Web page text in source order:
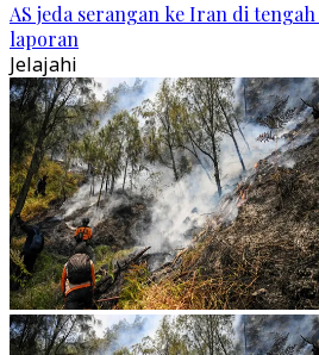
AS jeda serangan ke Iran di
laporan
Jelajahi